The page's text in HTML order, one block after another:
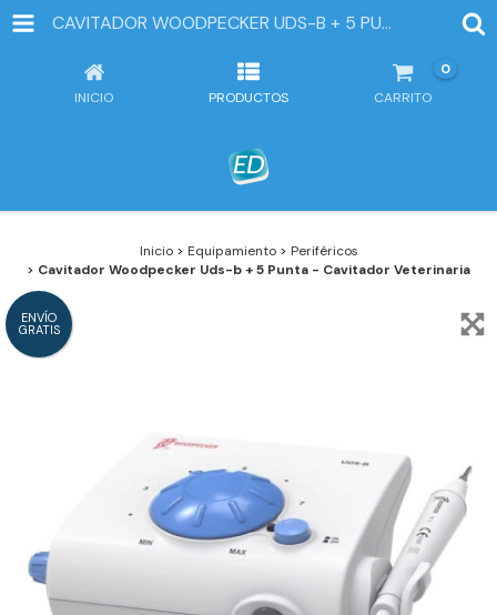
CAVITADOR WOODPECKER UDS-B + 5 PUNTA - CAVITADOR VETERINARIA
INICIO PRODUCTOS CARRITO
0
Inicio > Equipamiento > Periféricos
> Cavitador Woodpecker Uds-b + 5 Punta - Cavitador Veterinaria
ENVÍO
GRATIS